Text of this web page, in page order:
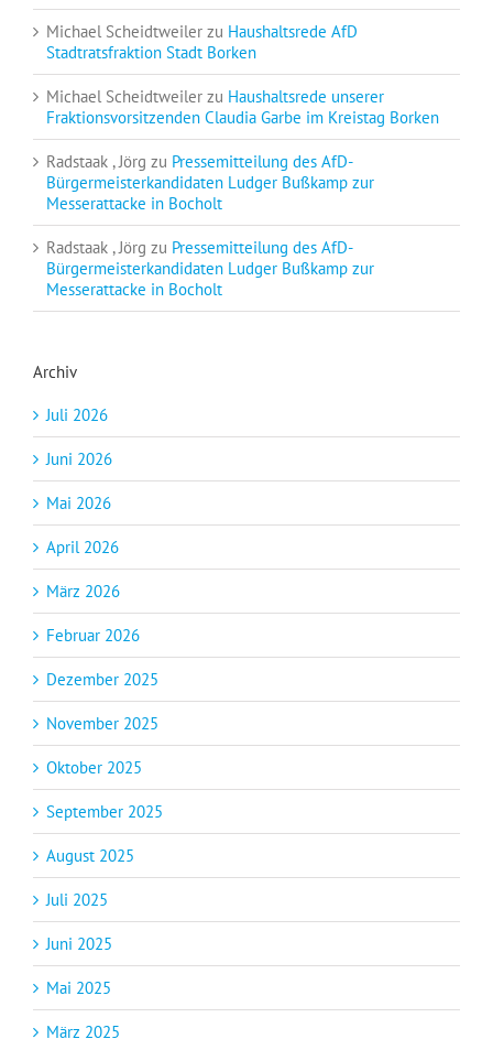
Michael Scheidtweiler zu Haushaltsrede AfD
Stadtratsfraktion Stadt Borken
Michael Scheidtweiler zu Haushaltsrede unserer
Fraktionsvorsitzenden Claudia Garbe im Kreistag Borken
Radstaak , Jörg zu Pressemitteilung des AfD-
Bürgermeisterkandidaten Ludger Bußkamp zur
Messerattacke in Bocholt
Radstaak , Jörg zu Pressemitteilung des AfD-
Bürgermeisterkandidaten Ludger Bußkamp zur
Messerattacke in Bocholt
Archiv
Juli 2026
Juni 2026
Mai 2026
April 2026
März 2026
Februar 2026
Dezember 2025
November 2025
Oktober 2025
September 2025
August 2025
Juli 2025
Juni 2025
Mai 2025
März 2025